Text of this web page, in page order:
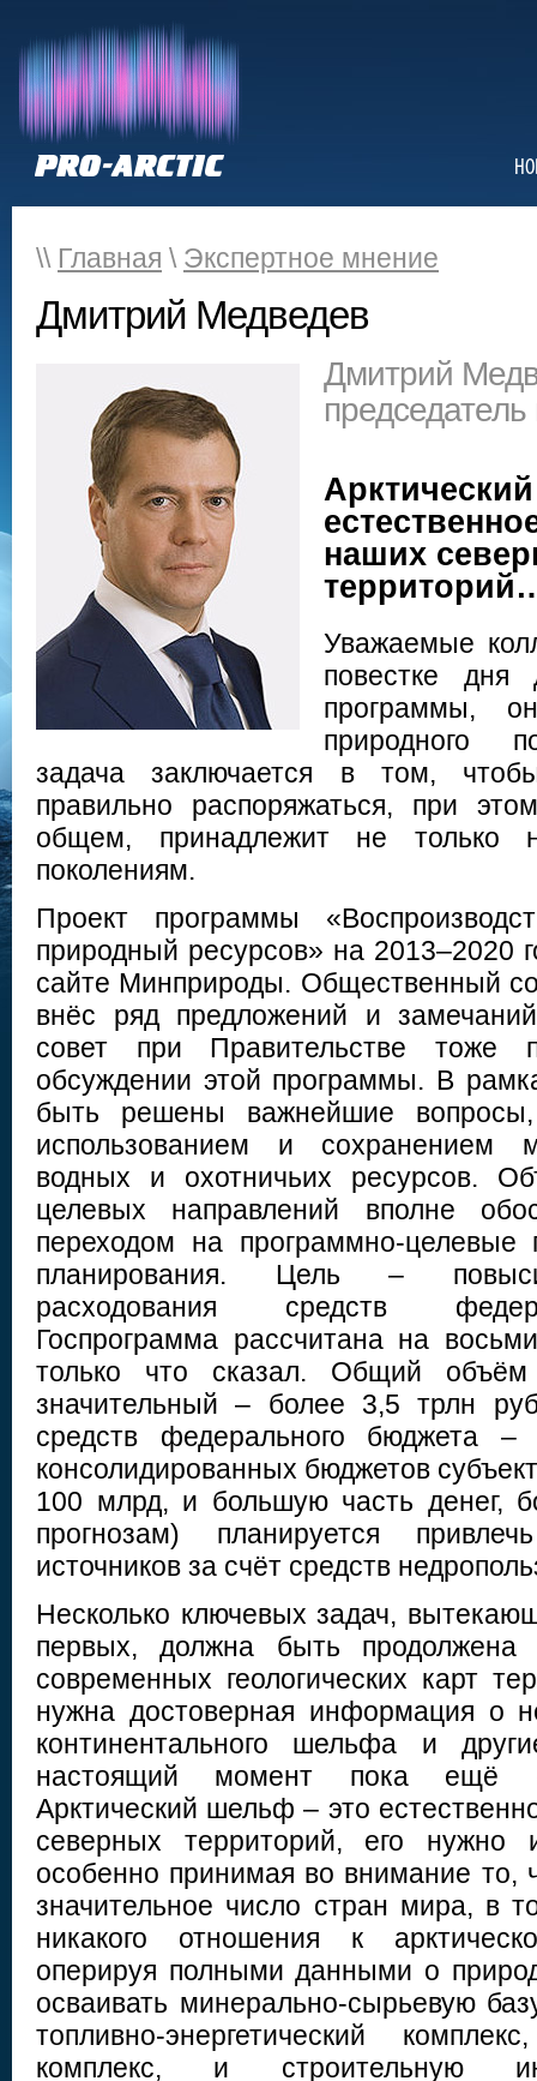
\\ Главная \ Экспертное мнение
Дмитрий Медведев
Дмитрий
наших
Уважаемые
повестке дня
программы,
природного
задача заключается в том,
правильно распоряжаться, при
общем, принадлежит не
поколениям.
Проект программы
природный ресурсов» на 2013–2020
сайте Минприроды. Общественный
внёс ряд предложений и
совет при Правительстве тоже
обсуждении этой программы. В
быть решены важнейшие
использованием и сохранением
водных и охотничьих ресурсов.
целевых направлений вполне
переходом на программно-целевые
планирования. Цель –
расходования средств
Госпрограмма рассчитана на
только что сказал. Общий объём
значительный – более 3,5 трлн
средств федерального бюджета
консолидированных бюджетов
100 млрд, и большую часть денег,
прогнозам) планируется
источников за счёт средств
Несколько ключевых задач,
первых, должна быть продолжена
современных геологических карт
нужна достоверная информация о
континентального шельфа и
настоящий момент пока ещё
Арктический шельф – это
северных территорий, его нужно
особенно принимая во внимание то,
значительное число стран мира, в
никакого отношения к
оперируя полными данными о
осваивать минерально-сырьевую
топливно-энергетический
комплекс, и строительную